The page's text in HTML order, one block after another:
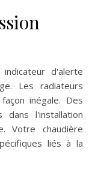
d'alerte
Les radiateurs
inégale. Des
dans l'installation
Votre chaudière
liés à la